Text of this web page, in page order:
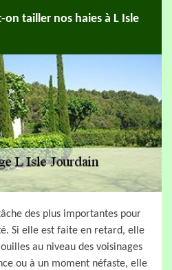
tailler nos haies à L Isle
des plus importantes pour
Si elle est faite en retard, elle
au niveau des voisinages
ou à un moment néfaste, elle